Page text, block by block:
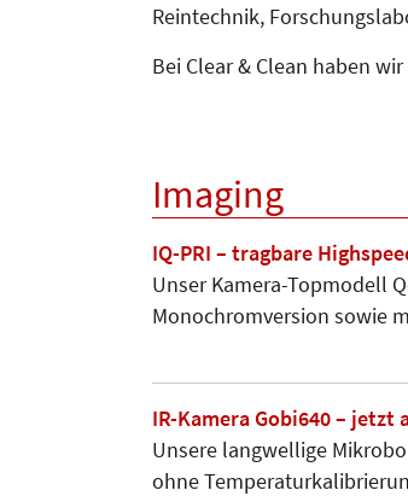
Reintechnik,
Bei Clear & Clean haben
Imaging
IQ-PRI – tragbare
Unser Kamera-Topmodell
Monochromversion sowie
IR-Kamera Gobi640 –
Unsere langwellige
ohne